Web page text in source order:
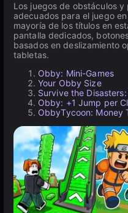
Los juegos de obstáculos
adecuados para el juego
mayoría de los títulos en
pantalla dedicados,
basados en deslizamiento
tabletas.
Obby: Mini-Games
Your Obby Size
Survive the
Obby: +1 Jump per
ObbyTycoon: Money